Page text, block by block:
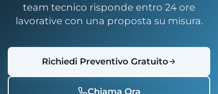
team tecnico risponde entro 24 ore
lavorative con una proposta su misura.
Richiedi Preventivo Gratuito
Chiama Ora